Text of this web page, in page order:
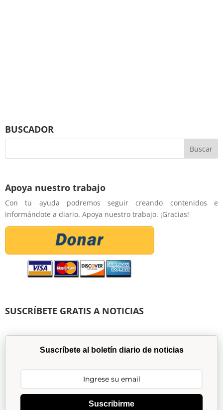
BUSCADOR
Apoya nuestro trabajo
Con tu ayuda podremos seguir creando contenidos e
informándote a diario. Apoya nuestro trabajo. ¡Gracias!
SUSCRÍBETE GRATIS A NOTICIAS
Suscríbete al boletín diario de noticias
Suscribirme